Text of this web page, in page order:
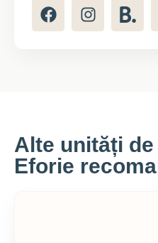
Alte unități
Eforie